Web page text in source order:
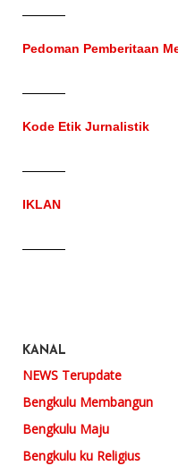
Pedoman Pemberitaan
Kode Etik Jurnalistik
IKLAN
KANAL
NEWS Terupdate
Bengkulu Membangun
Bengkulu Maju
Bengkulu ku Religius